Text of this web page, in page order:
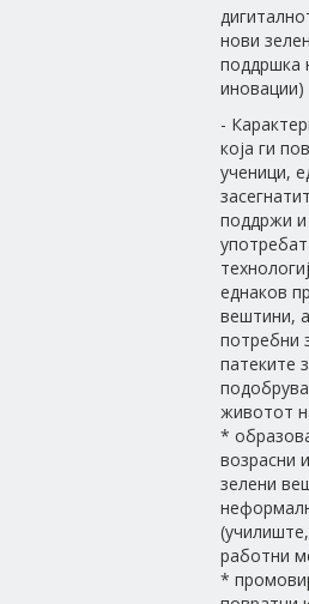
нови
поддршка
иновации)
-
која ги
ученици,
поддржи и
еднаков
вештини,
потребни
патеките
животот
*
возрасни
зелени
работни
*